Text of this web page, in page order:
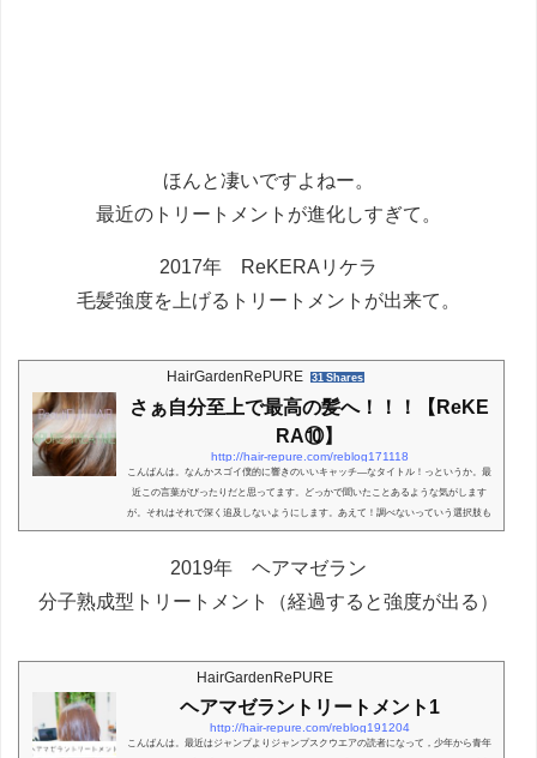
ほんと凄いですよねー。
最近のトリートメントが進化しすぎて。
2017年 ReKERAリケラ
毛髪強度を上げるトリートメントが出来て。
HairGardenRePURE 31 Shares
さぁ自分至上で最高の髪へ！！！【ReKE
RA⑩】
http://hair-repure.com/reblog171118
こんばんは。なんかスゴイ僕的に響きのいいキャッチ―なタイトル！っというか。最
近この言葉がびったりだと思ってます。どっかで聞いたことあるような気がします
が。それはそれで深く追及しないようにします。あえて！調べないっていう選択肢も
時には必要かと！！！！！しかしいい言葉や！もう一回言おうっ。『さぁ自分至上で
がご来店！！！スタートします！今回のマヤさんビフォー恒例の画像解説をいれて。
要は↑の画像のように状態を良く！したいと思い...
2019年 ヘアマゼラン
分子熟成型トリートメント（経過すると強度が出る）
HairGardenRePURE
ヘアマゼラントリートメント1
http://hair-repure.com/reblog191204
こんばんは。最近はジャンプよりジャンプスクウエアの読者になって，少年から青年